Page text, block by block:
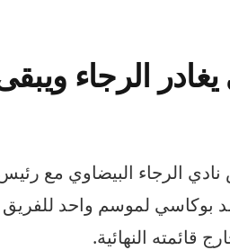
الرجاء
نادي الرجاء البيضاوي مع
بوكاسي لموسم واحد
قائمته النهائية.